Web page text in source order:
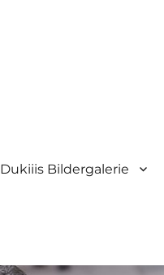
Dukiiis Bildergalerie